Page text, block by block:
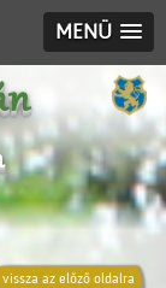
MENÜ
vissza az előző oldalra